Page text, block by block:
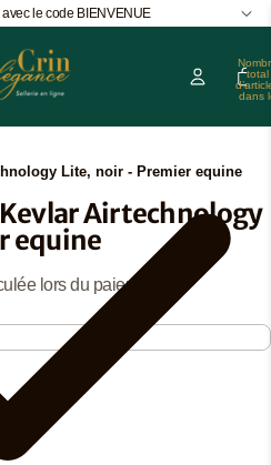
le code BIENVENUE
total
dans
Lite, noir - Premier equine
Airtechnology
equine
lors du paiement.